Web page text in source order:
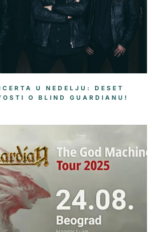
U NEDELJU: DESET
O BLIND GUARDIANU!